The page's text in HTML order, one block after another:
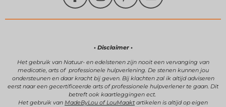
o
o
k
a
g
r
a
m
e
r
e
s
t
b
e
• Disclaimer •
Het gebruik van Natuur- en edelstenen zijn nooit een vervanging van
medicatie, arts of professionele hulpverlening. De stenen kunnen jou
ondersteunen en daar kracht bij geven. Bij klachten zal ik altijd adviseren
eerst naar een gecertificeerde arts of professionele hulpverlener te gaan. Dit
betreft ook kaartleggingen ect.
Het gebruik van MadeByLou of LouMaaktartikelen is altijd op eigen